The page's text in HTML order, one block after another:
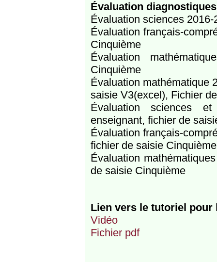
Évaluation
Évaluation sciences
Évaluation français-
Cinquième
Évaluation
Cinquième
Évaluation mathématique
saisie V3(excel), Fichier
Évaluation sciences
enseignant, fichier de
Évaluation français-
fichier de saisie Cinquième
Évaluation
de saisie Cinquième
Lien vers le tutoriel pour
Vidéo
Fichier pdf